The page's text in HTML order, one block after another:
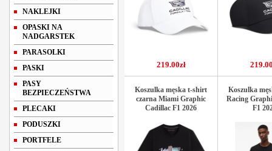
NAKLEJKI
OPASKI NA
NADGARSTEK
PARASOLKI
PASKI
PASY
BEZPIECZEŃSTWA
PLECAKI
PODUSZKI
PORTFELE
219.00zł
Koszulka męska t-shirt
czarna Miami Graphic
Cadillac F1 2026
Koszulka
Racing
F1